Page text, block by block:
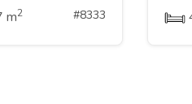
m2 #8333